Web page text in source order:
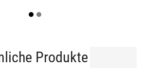
Produkte